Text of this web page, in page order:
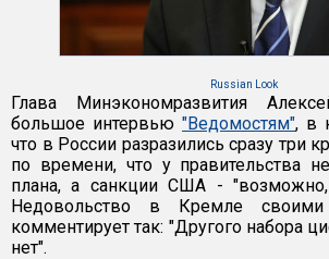
Russian Look
Глава Минэкономразвития
большое интервью "Ведомостям", в
что в России разразились сразу три
по времени, что у правительства
плана, а санкции США - "возможно,
Недовольство в Кремле
комментирует так: "Другого набора
нет".